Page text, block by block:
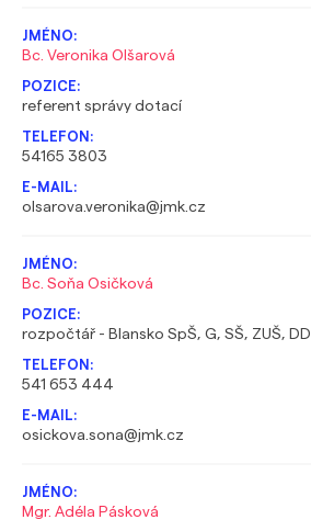
Bc. Veronika Olšarová
referent správy dotací
54165 3803
olsarova.veronika@jmk.cz
Bc. Soňa Osičková
rozpočtář - Blansko SpŠ, G, SŠ, ZUŠ, DD
541 653 444
osickova.sona@jmk.cz
Mgr. Adéla Pásková